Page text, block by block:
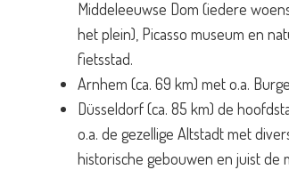
Middeleeuwse Dom (iedere
het plein), Picasso museum en
fietsstad.
Arnhem (ca. 69 km) met o.a.
Düsseldorf (ca. 85 km) de
o.a. de gezellige Altstadt met
historische gebouwen en juist de